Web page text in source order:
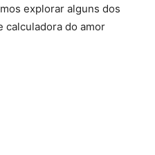
explorar alguns dos
calculadora do amor